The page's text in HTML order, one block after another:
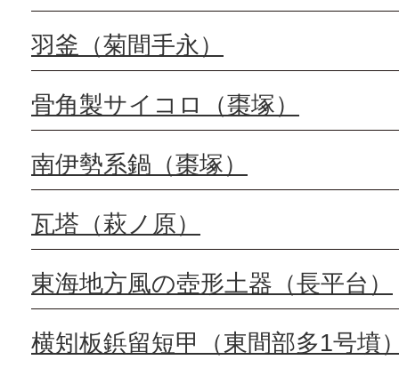
羽釜（菊間手永）
骨角製サイコロ（棗塚）
南伊勢系鍋（棗塚）
瓦塔（萩ノ原）
東海地方風の壺形土器（長平台）
横矧板鋲留短甲（東間部多1号墳